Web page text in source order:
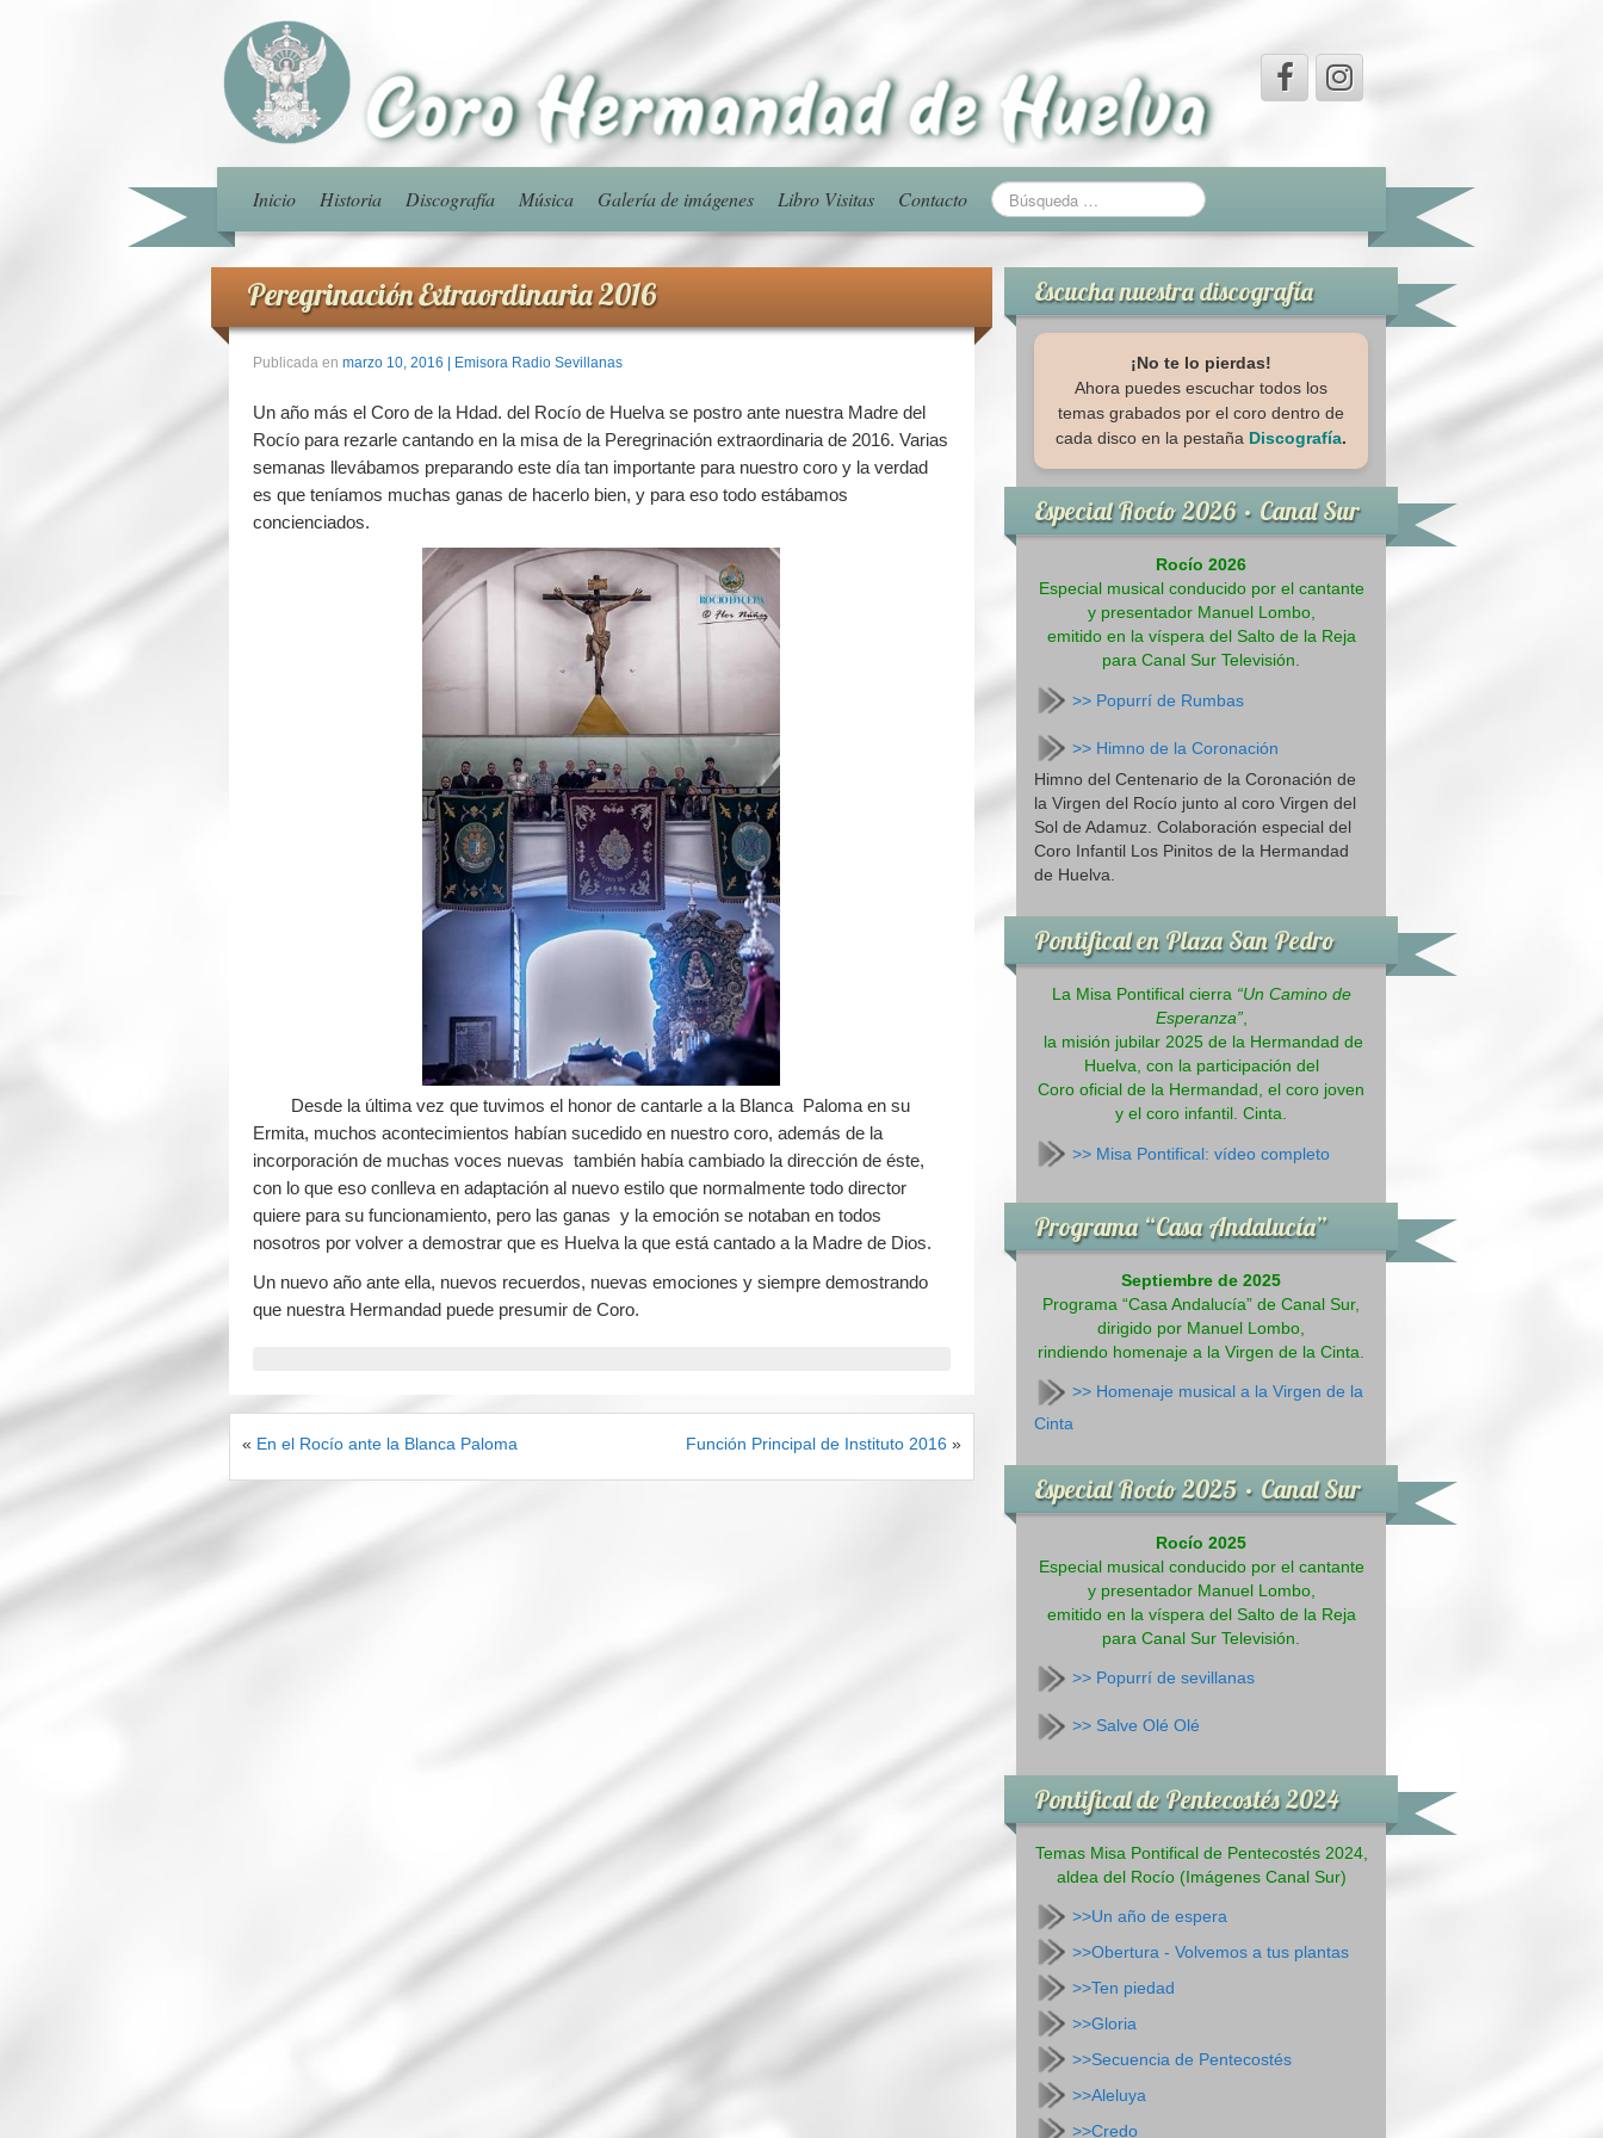
Inicio Historia Discografía Música Galería de imágenes Libro Visitas Contacto
Peregrinación Extraordinaria 2016
Publicada en marzo 10, 2016 | Emisora Radio Sevillanas
Un año más el Coro de la Hdad. del Rocío de Huelva se postro ante nuestra Madre del
Rocío para rezarle cantando en la misa de la Peregrinación extraordinaria de 2016. Varias
semanas llevábamos preparando este día tan importante para nuestro coro y la verdad
es que teníamos muchas ganas de hacerlo bien, y para eso todo estábamos
concienciados.
Desde la última vez que tuvimos el honor de cantarle a la Blanca Paloma en su
Ermita, muchos acontecimientos habían sucedido en nuestro coro, además de la
incorporación de muchas voces nuevas también había cambiado la dirección de éste,
con lo que eso conlleva en adaptación al nuevo estilo que normalmente todo director
quiere para su funcionamiento, pero las ganas y la emoción se notaban en todos
nosotros por volver a demostrar que es Huelva la que está cantado a la Madre de Dios.
Un nuevo año ante ella, nuevos recuerdos, nuevas emociones y siempre demostrando
que nuestra Hermandad puede presumir de Coro.
« En el Rocío ante la Blanca Paloma Función Principal de Instituto 2016 »
Escucha nuestra discografía
¡No te lo pierdas!
Ahora puedes escuchar todos los
temas grabados por el coro dentro de
cada disco en la pestaña Discografía.
Especial Rocío 2026 · Canal Sur
Rocío 2026
Especial musical conducido por el cantante
y presentador Manuel Lombo,
emitido en la víspera del Salto de la Reja
para Canal Sur Televisión.
>> Popurrí de Rumbas
>> Himno de la Coronación
Himno del Centenario de la Coronación de
la Virgen del Rocío junto al coro Virgen del
Sol de Adamuz. Colaboración especial del
Coro Infantil Los Pinitos de la Hermandad
de Huelva.
Pontifical en Plaza San Pedro
La Misa Pontifical cierra “Un Camino de
Esperanza”,
la misión jubilar 2025 de la Hermandad de
Huelva, con la participación del
Coro oficial de la Hermandad, el coro joven
y el coro infantil. Cinta.
>> Misa Pontifical: vídeo completo
Programa “Casa Andalucía”
Septiembre de 2025
Programa “Casa Andalucía” de Canal Sur,
dirigido por Manuel Lombo,
rindiendo homenaje a la Virgen de la Cinta.
>> Homenaje musical a la Virgen de la
Cinta
Especial Rocío 2025 · Canal Sur
Rocío 2025
Especial musical conducido por el cantante
y presentador Manuel Lombo,
emitido en la víspera del Salto de la Reja
para Canal Sur Televisión.
>> Popurrí de sevillanas
>> Salve Olé Olé
Pontifical de Pentecostés 2024
Temas Misa Pontifical de Pentecostés 2024,
aldea del Rocío (Imágenes Canal Sur)
>>Un año de espera
>>Obertura - Volvemos a tus plantas
>>Ten piedad
>>Gloria
>>Secuencia de Pentecostés
>>Aleluya
>>Credo